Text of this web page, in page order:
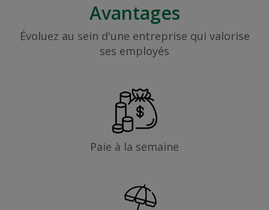
Avantages
Évoluez au sein d'une entreprise qui valorise
ses employés
Paie à la semaine